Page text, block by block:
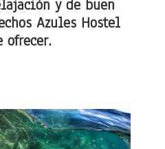
y de buen
Azules Hostel
ofrecer.